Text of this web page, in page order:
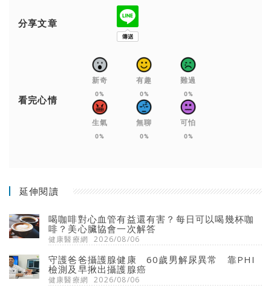
分享文章
看完心情
新奇
0%
有趣
0%
難過
0%
生氣
0%
無聊
0%
可怕
0%
延伸閱讀
喝咖啡對心血管有益還有害？每日可以喝幾杯咖
啡？美心臟協會一次解答
健康醫療網 2026/08/06
守護爸爸攝護腺健康 60歲男解尿異常 靠PHI
檢測及早揪出攝護腺癌
健康醫療網 2026/08/06